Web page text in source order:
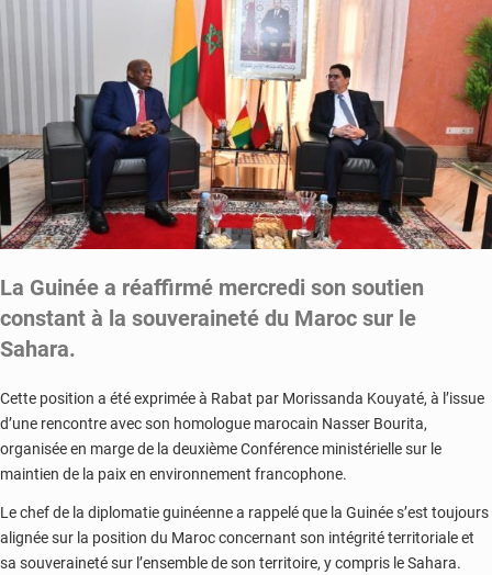
La Guinée a réaffirmé mercredi son soutien
constant à la souveraineté du Maroc sur le
Sahara.
Cette position a été exprimée à Rabat par Morissanda Kouyaté, à l’issue
d’une rencontre avec son homologue marocain Nasser Bourita,
organisée en marge de la deuxième Conférence ministérielle sur le
maintien de la paix en environnement francophone.
Le chef de la diplomatie guinéenne a rappelé que la Guinées’est toujours
alignée sur la position du Marocconcernant son intégrité territoriale et
sa souveraineté sur l’ensemble de son territoire, y compris le Sahara.